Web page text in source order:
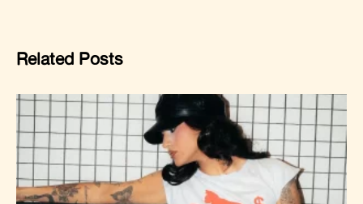
Related Posts